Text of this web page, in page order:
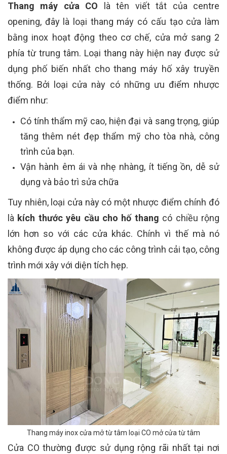
Thang máy cửa CO
là tên viết tắt của centre
opening, đây là loại thang máy có cấu tạo cửa làm
bằng inox hoạt động theo cơ chế, cửa mở sang 2
phía từ trung tâm. Loại thang này hiện nay được sử
dụng phố biến nhất cho thang máy hố xây truyền
thống. Bởi loại cửa này có những ưu điểm nhược
điểm như:
Có tính thẩm mỹ cao, hiện đại và sang trọng, giúp
tăng thêm nét đẹp thẩm mỹ cho tòa nhà, công
trình của bạn.
Vận hành êm ái và nhẹ nhàng, ít tiếng ồn, dễ sử
dụng và bảo trì sửa chữa
Tuy nhiên, loại cửa này có một nhược điểm chính đó
là kích thước yêu cầu cho hố thang có chiều rộng
lớn hơn so với các cửa khác. Chính vì thế mà nó
không được áp dụng cho các công trình cải tạo, công
trình mới xây với diện tích hẹp.
Thang máy inox cửa mở từ tâm loại CO mở cửa từ tâm
Cửa CO thường được sử dụng rộng rãi nhất tại nơi